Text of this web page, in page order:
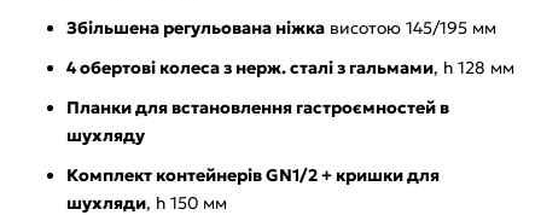
Збільшена регульована ніжка висотою 145/195 мм
4 обертові колеса з нерж. сталі з гальмами, h 128 мм
Планки для встановлення гастроємностей в
шухляду
Комплект контейнерів GN1/2 + кришки для
шухляди, h 150 мм